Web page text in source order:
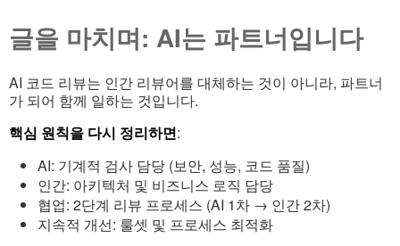
글을 마치며: AI는 파트너입니다
AI 코드 리뷰는 인간 리뷰어를 대체하는 것이 아니라, 파트너
가 되어 함께 일하는 것입니다.
핵심 원칙을 다시 정리하면:
AI: 기계적 검사 담당 (보안, 성능, 코드 품질)
인간: 아키텍처 및 비즈니스 로직 담당
협업: 2단계 리뷰 프로세스 (AI 1차 → 인간 2차)
지속적 개선: 룰셋 및 프로세스 최적화